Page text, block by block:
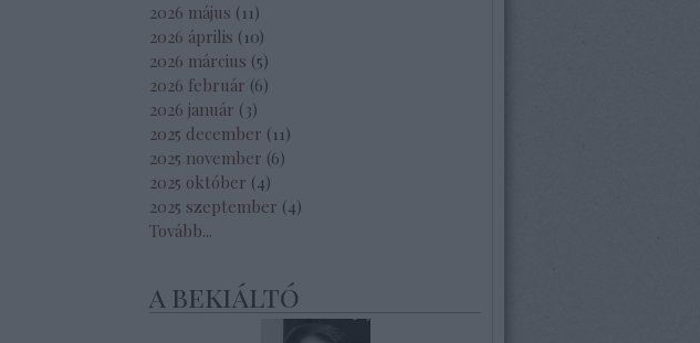
2026 május ( 11)
2026 április ( 10)
2026 március (5)
2026 február (6)
2026 január ( 3)
2025 december ( 11)
2025 november (6)
2025 október (4)
2025 szeptember (4)
Tovább...
a bekiáltó